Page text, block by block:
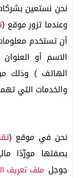
نحن نستعين
وعندما تزور موقع (
أن تستخدم
الاسم أو
الهاتف ) وذلك
والخدمات التي
نحن في موقع (
بصفتها مورِّدًا
جوجل ملف تعريف